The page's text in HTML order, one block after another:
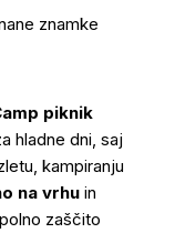
znamke
piknik
hladne dni, saj
kampiranju
na vrhu in
zaščito